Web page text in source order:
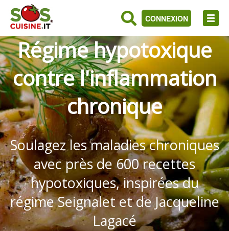
CONNEXION
Régime hypotoxique
contre l'inflammation
chronique
Soulagez les maladies chroniques
avec près de 600 recettes
hypotoxiques, inspirées du
régime Seignalet et de Jacqueline
Lagacé